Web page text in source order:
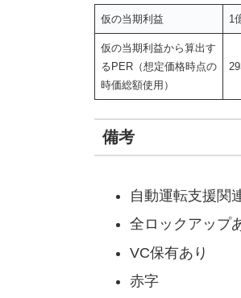
仮の当期利益 1
仮の当期利益から算出す
るPER（想定価格時点の
時価総額使用）
備考
自動運転支援関
全ロックアップ
VC保有あり
赤字